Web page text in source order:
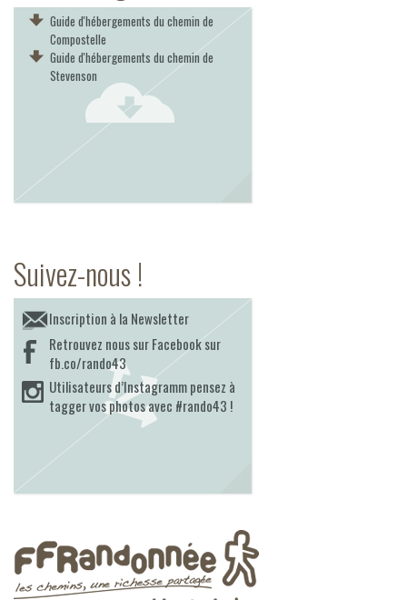
Guide d'hébergements du chemin de
Compostelle
Guide d'hébergements du chemin de
Stevenson
Suivez-nous !
Inscription à la Newsletter
Retrouvez nous sur Facebook sur
fb.co/rando43
Utilisateurs d’Instagramm pensez à
tagger vos photos avec #rando43 !